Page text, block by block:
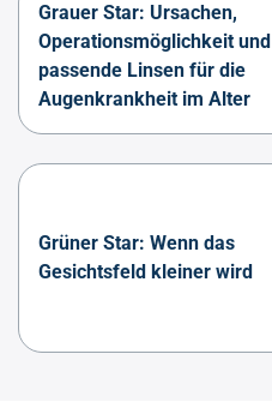
Grauer Star: Ursachen,
Operationsmöglichkeit und
passende Linsen für die
Augenkrankheit im Alter
Grüner Star: Wenn das
Gesichtsfeld kleiner wird